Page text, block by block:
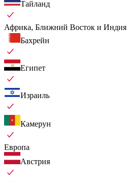
Тайланд
Африка, Ближний Восток и Индия
Бахрейн
Египет
Израиль
Камерун
Европа
Австрия